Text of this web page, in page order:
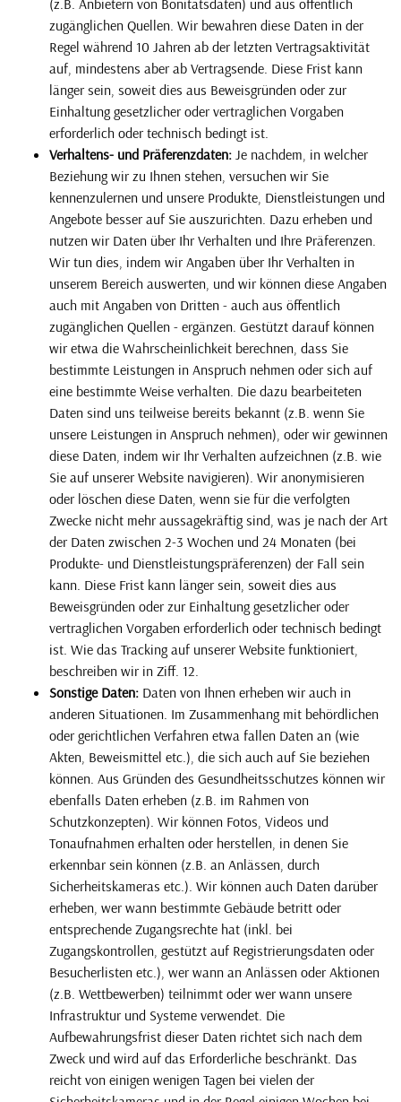
zugänglichen Quellen. Wir bewahren diese Daten in der
Regel während 10 Jahren ab der letzten Vertragsaktivität
auf, mindestens aber ab Vertragsende. Diese Frist kann
länger sein, soweit dies aus Beweisgründen oder zur
Einhaltung gesetzlicher oder vertraglichen Vorgaben
erforderlich oder technisch bedingt ist.
Verhaltens- und Präferenzdaten: Je nachdem, in welcher
Beziehung wir zu Ihnen stehen, versuchen wir Sie
kennenzulernen und unsere Produkte, Dienstleistungen und
Angebote besser auf Sie auszurichten. Dazu erheben und
nutzen wir Daten über Ihr Verhalten und Ihre Präferenzen.
Wir tun dies, indem wir Angaben über Ihr Verhalten in
unserem Bereich auswerten, und wir können diese Angaben
auch mit Angaben von Dritten - auch aus öffentlich
zugänglichen Quellen - ergänzen. Gestützt darauf können
wir etwa die Wahrscheinlichkeit berechnen, dass Sie
bestimmte Leistungen in Anspruch nehmen oder sich auf
eine bestimmte Weise verhalten. Die dazu bearbeiteten
Daten sind uns teilweise bereits bekannt (z.B. wenn Sie
unsere Leistungen in Anspruch nehmen), oder wir gewinnen
diese Daten, indem wir Ihr Verhalten aufzeichnen (z.B. wie
Sie auf unserer Website navigieren). Wir anonymisieren
oder löschen diese Daten, wenn sie für die verfolgten
Zwecke nicht mehr aussagekräftig sind, was je nach der Art
der Daten zwischen 2-3 Wochen und 24 Monaten (bei
Produkte- und Dienstleistungspräferenzen) der Fall sein
kann. Diese Frist kann länger sein, soweit dies aus
Beweisgründen oder zur Einhaltung gesetzlicher oder
vertraglichen Vorgaben erforderlich oder technisch bedingt
ist. Wie das Tracking auf unserer Website funktioniert,
beschreiben wir in Ziff. 12.
Sonstige Daten: Daten von Ihnen erheben wir auch in
anderen Situationen. Im Zusammenhang mit behördlichen
oder gerichtlichen Verfahren etwa fallen Daten an (wie
Akten, Beweismittel etc.), die sich auch auf Sie beziehen
können. Aus Gründen des Gesundheitsschutzes können wir
ebenfalls Daten erheben (z.B. im Rahmen von
Schutzkonzepten). Wir können Fotos, Videos und
Tonaufnahmen erhalten oder herstellen, in denen Sie
erkennbar sein können (z.B. an Anlässen, durch
Sicherheitskameras etc.). Wir können auch Daten darüber
erheben, wer wann bestimmte Gebäude betritt oder
entsprechende Zugangsrechte hat (inkl. bei
Zugangskontrollen, gestützt auf Registrierungsdaten oder
Besucherlisten etc.), wer wann an Anlässen oder Aktionen
(z.B. Wettbewerben) teilnimmt oder wer wann unsere
Infrastruktur und Systeme verwendet. Die
Aufbewahrungsfrist dieser Daten richtet sich nach dem
Zweck und wird auf das Erforderliche beschränkt. Das
reicht von einigen wenigen Tagen bei vielen der